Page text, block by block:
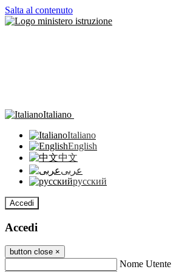
Salta al contenuto
Italiano
Italiano
English
中文
عربى
русский
Accedi
Accedi
button close ×
Nome Utente